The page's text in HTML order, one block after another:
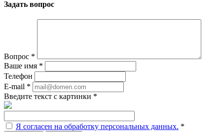
Задать вопрос
Вопрос *
Ваше имя *
Телефон
E-mail *
Введите текст с картинки *
Я согласен на обработку персональных данных. *